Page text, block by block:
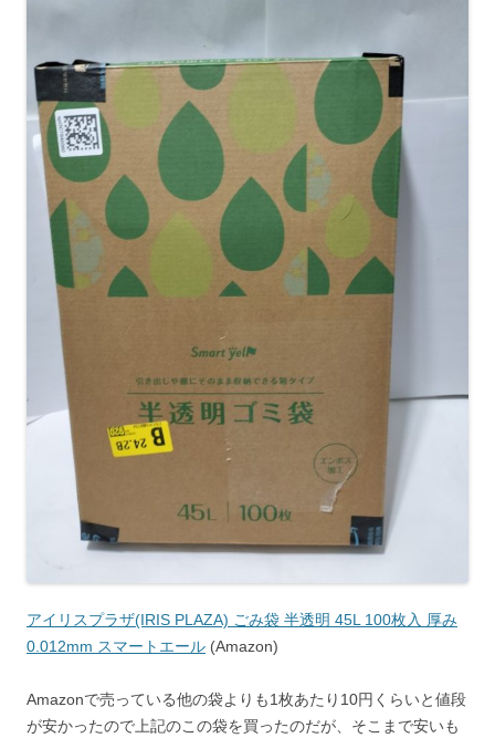
アイリスプラザ(IRIS PLAZA) ごみ袋 半透明 45L 100枚入 厚み
0.012mm スマートエール (Amazon)
Amazonで売っている他の袋よりも1枚あたり10円くらいと値段
が安かったので上記のこの袋を買ったのだが、そこまで安いも